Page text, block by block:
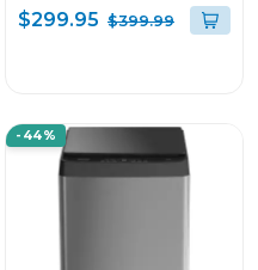
dispensador de agua
rt1n250
$299.95 $399.99
-44%